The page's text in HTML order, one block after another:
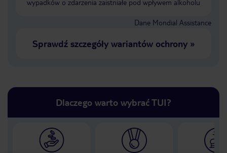
wypadków o zdarzenia zaistniałe pod wpływem alkoholu
Dane Mondial Assistance
Sprawdź szczegóły wariantów ochrony»
Dlaczego warto wybrać TUI?